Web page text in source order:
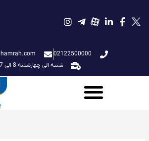
محتوا
02122500000
شنبه الی چهارشنبه 8 الی 17